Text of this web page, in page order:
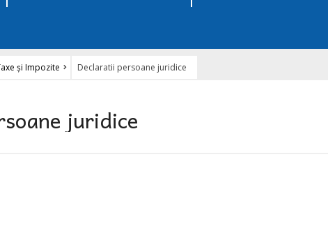
şi Impozite Declaratii persoane juridice
juridice